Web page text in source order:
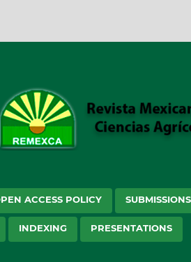
ACCESS POLICY SUBMISSIONS
INDEXING PRESENTATIONS